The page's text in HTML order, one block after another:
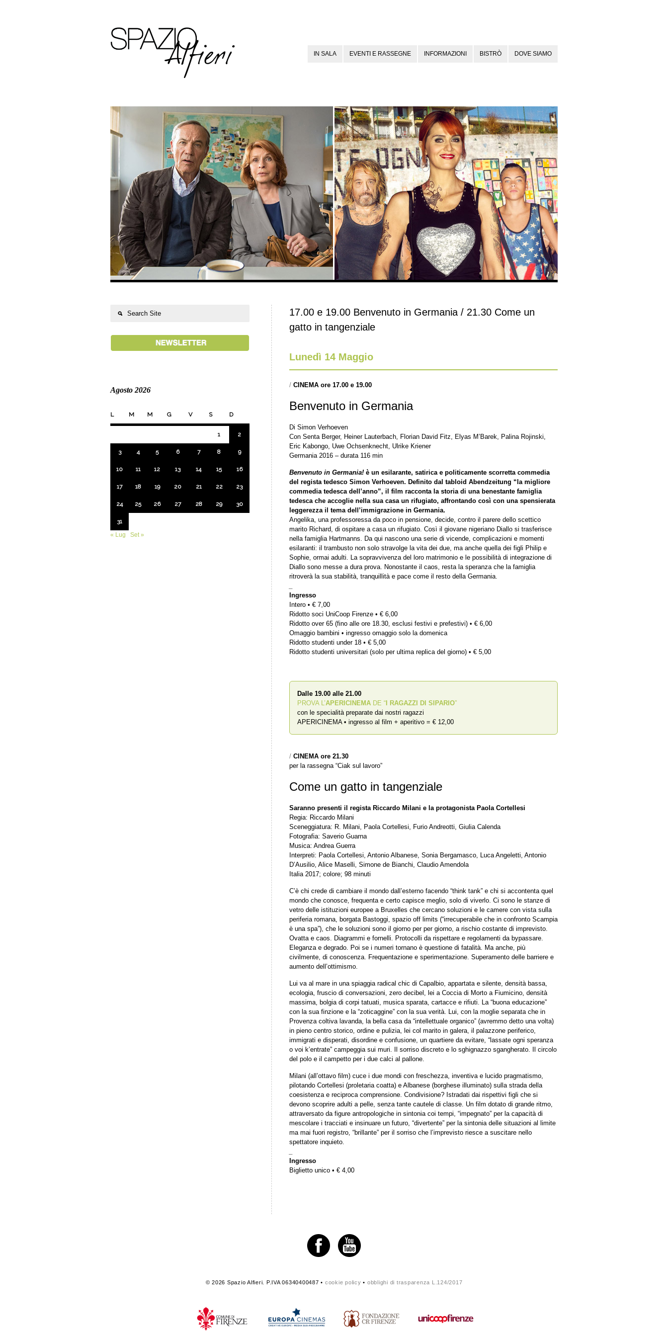
IN SALA EVENTI E RASSEGNE INFORMAZIONI BISTRÒ DOVE SIAMO
17.00 e 19.00 Benvenuto in Germania / 21.30 Come un
gatto in tangenziale
Lunedì 14 Maggio
/ CINEMA ore 17.00 e 19.00
Benvenuto in Germania
Di Simon Verhoeven
Con Senta Berger, Heiner Lauterbach, Florian David Fitz, Elyas M’Barek, Palina Rojinski,
Eric Kabongo, Uwe Ochsenknecht, Ulrike Kriener
Germania 2016 – durata 116 min
Benvenuto in Germania! è un esilarante, satirica e politicamente scorretta commedia
del regista tedesco Simon Verhoeven. Definito dal tabloid Abendzeitung “la migliore
commedia tedesca dell’anno”, il film racconta la storia di una benestante famiglia
tedesca che accoglie nella sua casa un rifugiato, affrontando così con una spensierata
leggerezza il tema dell’immigrazione in Germania.
Angelika, una professoressa da poco in pensione, decide, contro il parere dello scettico
marito Richard, di ospitare a casa un rifugiato. Così il giovane nigeriano Diallo si trasferisce
nella famiglia Hartmanns. Da qui nascono una serie di vicende, complicazioni e momenti
esilaranti: il trambusto non solo stravolge la vita dei due, ma anche quella dei figli Philip e
Sophie, ormai adulti. La sopravvivenza del loro matrimonio e le possibilità di integrazione di
Diallo sono messe a dura prova. Nonostante il caos, resta la speranza che la famiglia
ritroverà la sua stabilità, tranquillità e pace come il resto della Germania.
Ingresso
Intero • € 7,00
Ridotto soci UniCoop Firenze • € 6,00
Ridotto over 65 (fino alle ore 18.30, esclusi festivi e prefestivi) • € 6,00
Omaggio bambini • ingresso omaggio solo la domenica
Ridotto studenti under 18 • € 5,00
Ridotto studenti universitari (solo per ultima replica del giorno) • € 5,00
Dalle 19.00 alle 21.00
PROVA L’APERICINEMA DE “ I RAGAZZI DI SIPARIO”
con le specialità preparate dai nostri ragazzi
APERICINEMA • ingresso al film + aperitivo = € 12,00
/ CINEMA ore 21.30
per la rassegna “Ciak sul lavoro”
Come un gatto in tangenziale
Saranno presenti il regista Riccardo Milani e la protagonista Paola Cortellesi
Regia: Riccardo Milani
Sceneggiatura: R. Milani, Paola Cortellesi, Furio Andreotti, Giulia Calenda
Fotografia: Saverio Guarna
Musica: Andrea Guerra
Interpreti: Paola Cortellesi, Antonio Albanese, Sonia Bergamasco, Luca Angeletti, Antonio
D’Ausilio, Alice Maselli, Simone de Bianchi, Claudio Amendola
Italia 2017; colore; 98 minuti
C’è chi crede di cambiare il mondo dall’esterno facendo “think tank” e chi si accontenta quel
mondo che conosce, frequenta e certo capisce meglio, solo di viverlo. Ci sono le stanze di
vetro delle istituzioni europee a Bruxelles che cercano soluzioni e le camere con vista sulla
periferia romana, borgata Bastoggi, spazio off limits (“irrecuperabile che in confronto Scampia
è una spa”), che le soluzioni sono il giorno per per giorno, a rischio costante di imprevisto.
Ovatta e caos. Diagrammi e fornelli. Protocolli da rispettare e regolamenti da bypassare.
Eleganza e degrado. Poi se i numeri tornano è questione di fatalità. Ma anche, più
civilmente, di conoscenza. Frequentazione e sperimentazione. Superamento delle barriere e
aumento dell’ottimismo.
Lui va al mare in una spiaggia radical chic di Capalbio, appartata e silente, densità bassa,
ecologia, fruscio di conversazioni, zero decibel, lei a Coccia di Morto a Fiumicino, densità
massima, bolgia di corpi tatuati, musica sparata, cartacce e rifiuti. La “buona educazione”
con la sua finzione e la “zoticaggine” con la sua verità. Lui, con la moglie separata che in
Provenza coltiva lavanda, la bella casa da “intellettuale organico” (avremmo detto una volta)
in pieno centro storico, ordine e pulizia, lei col marito in galera, il palazzone periferico,
immigrati e disperati, disordine e confusione, un quartiere da evitare, “lassate ogni speranza
o voi k’entrate” campeggia sui muri. Il sorriso discreto e lo sghignazzo sgangherato. Il circolo
del polo e il campetto per i due calci al pallone.
Milani (all’ottavo film) cuce i due mondi con freschezza, inventiva e lucido pragmatismo,
pilotando Cortellesi (proletaria coatta) e Albanese (borghese illuminato) sulla strada della
coesistenza e reciproca comprensione. Condivisione? Istradati dai rispettivi figli che si
devono scoprire adulti a pelle, senza tante cautele di classe. Un film dotato di grande ritmo,
attraversato da figure antropologiche in sintonia coi tempi, “impegnato” per la capacità di
mescolare i tracciati e insinuare un futuro, “divertente” per la sintonia delle situazioni al limite
ma mai fuori registro, “brillante” per il sorriso che l’imprevisto riesce a suscitare nello
spettatore inquieto.
Ingresso
Biglietto unico • € 4,00
Agosto 2026
L M M G V S D
1 2
3 4 5 6 7 8 9
10 11 12 13 14 15 16
17 18 19 20 21 22 23
24 25 26 27 28 29 30
31
« Lug
Set »
© 2026 Spazio Alfieri. P.IVA 06340400487 • cookie policy • obblighi di trasparenza L.124/2017